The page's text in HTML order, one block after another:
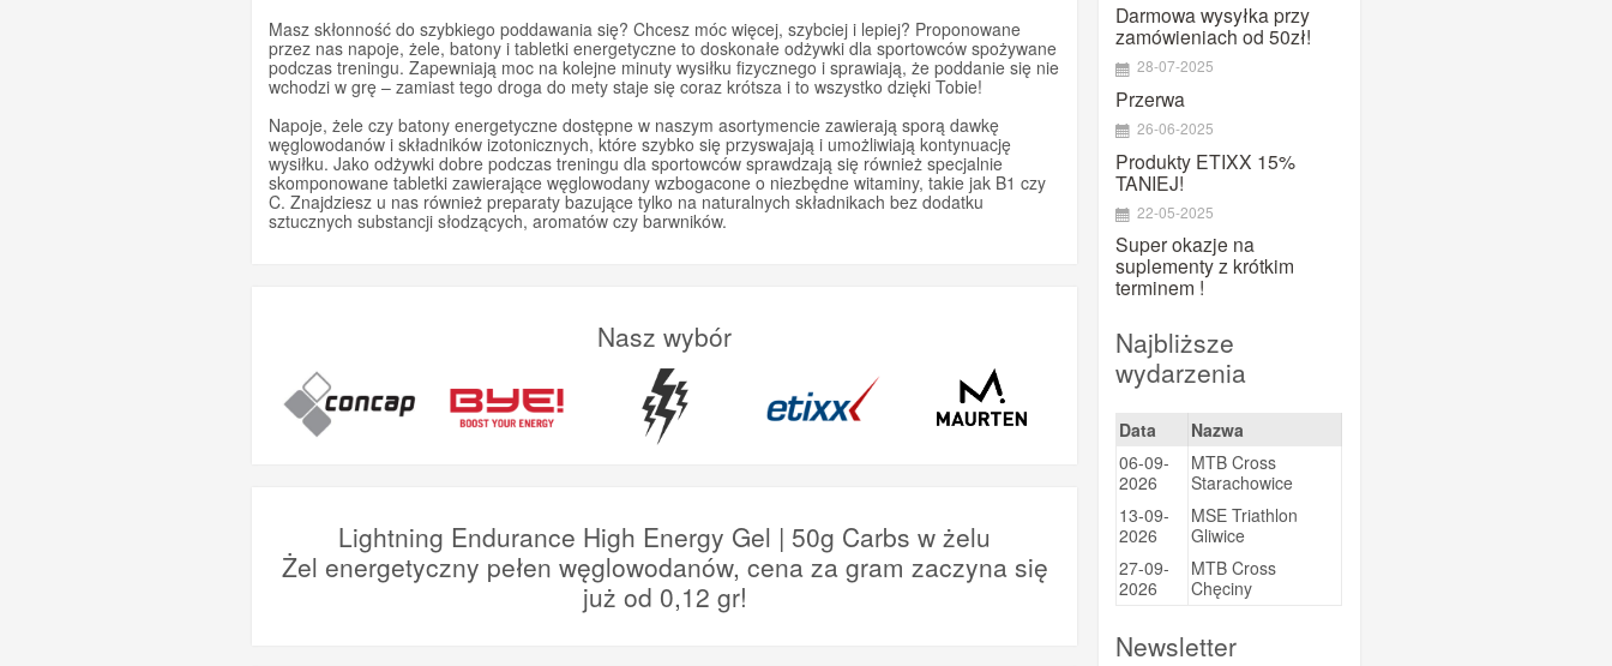
Masz skłonność do szybkiego poddawania się? Chcesz móc więcej, szybciej i lepiej? Proponowane
przez nas napoje, żele, batony i tabletki energetyczne to doskonałe odżywki dla sportowców spożywane
podczas treningu. Zapewniają moc na kolejne minuty wysiłku fizycznego i sprawiają, że poddanie się nie
wchodzi w grę – zamiast tego droga do mety staje się coraz krótsza i to wszystko dzięki Tobie!
Napoje, żele czy batony energetyczne dostępne w naszym asortymencie zawierają sporą dawkę
węglowodanów i składników izotonicznych, które szybko się przyswajają i umożliwiają kontynuację
wysiłku. Jako odżywki dobre podczas treningu dla sportowców sprawdzają się również specjalnie
skomponowane tabletki zawierające węglowodany wzbogacone o niezbędne witaminy, takie jak B1 czy
C. Znajdziesz u nas również preparaty bazujące tylko na naturalnych składnikach bez dodatku
sztucznych substancji słodzących, aromatów czy barwników.
Nasz wybór
Lightning Endurance High Energy Gel | 50g Carbs w żelu
Żel energetyczny pełen węglowodanów, cena za gram zaczyna się
już od 0,12 gr!
PowerBar
Prox
Puromedica
QM SPORTS CARE
Quad Lock
Shimano
SiS
Sportsbalm
Super Heraw
Trezado
Trivio
Vitargo
Vittoria
WINAAR
Darmowa wysyłka przy
zamówieniach od 50zł!
28-07-2025
Przerwa
26-06-2025
Produkty ETIXX 15%
TANIEJ!
22-05-2025
Super okazje na
suplementy z krótkim
terminem !
Najbliższe
wydarzenia
Data
Nazwa
06-09-
2026
MTB Cross
Starachowice
13-09-
2026
MSE Triathlon
Gliwice
27-09-
2026
MTB Cross
Chęciny
Newsletter